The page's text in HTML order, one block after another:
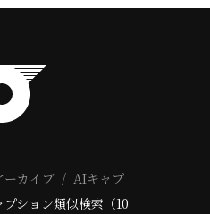
ーカイブ
AIキャプ
ション類似検索（10